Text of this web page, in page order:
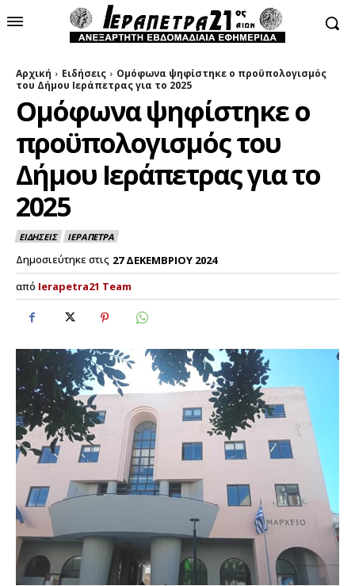
Αρχική Ειδήσεις
Ομόφωνα ψηφίστηκε ο προϋπολογισμός
του Δήμου Ιεράπετρας για το 2025
Ομόφωνα ψηφίστηκε ο
προϋπολογισμός του
Δήμου Ιεράπετρας για το
2025
ΕΙΔΗΣΕΙΣ ΙΕΡΑΠΕΤΡΑ
Δημοσιεύτηκε στις 27 ΔΕΚΕΜΒΡΙΟΥ 2024
από Ierapetra21 Team